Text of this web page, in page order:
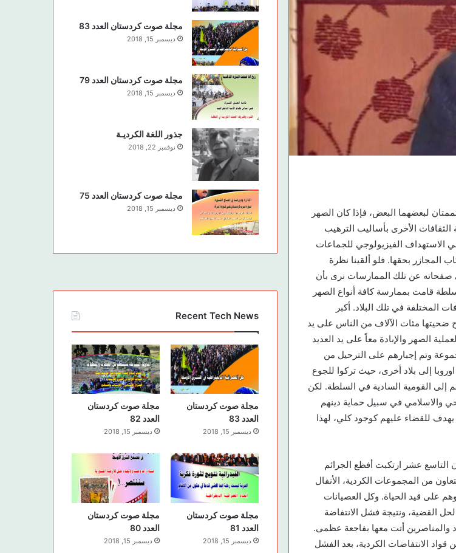
لبعضهما البعض، فإذا كان الصهر
الثقافات الأخرى بأساليب الترهيب
الاستهداف الفيزيولوجي للجماعات
المجازر بحقها. فلو ألقينا نظرة
صفحاته عن تلك الممارسات نرى بأن
قامت بممارسة كافة أنواع الصهر
المختلفة في تلك البلاد. أكبر
ضحيتها مئات الآلاف من الناس على يد
الصهر والإبادة معاً على يد العديد
وتم إجبارهم على الترحيل من
إلى بلاد أخرى، حيث تركوا للجوع
إلى القومية السادية في السلطة. لكن
والاسلامي في سبيل حماية دينهم
يهدف للقضاء عليهم كوجود كلي، لهذا
التاسع عشر ارتكبت أفظع الجرائم
من المجموعات الكردية، الأنفال
على قيد الحياة. وكل العصيانات
القضية، ونتيجة فشل الانتفاضة
والمناصرين أتت معها بفاجعة عظمى.
الانتفاضات الكردية، بعد الفشل
مجلة صوت كردستان العدد 83
ديسمبر 15, 2018
مجلة صوت كردستان العدد 79
ديسمبر 15, 2018
جذور اللغة الكرديـة
نوفمبر 22, 2018
مجلة صوت كردستان العدد 75
ديسمبر 15, 2018
Recent Tech News
مجلة صوت كردستان
العدد 83
ديسمبر 15, 2018
مجلة صوت كردستان
العدد 82
ديسمبر 15, 2018
مجلة صوت كردستان
العدد 81
ديسمبر 15, 2018
مجلة صوت كردستان
العدد 80
ديسمبر 15, 2018